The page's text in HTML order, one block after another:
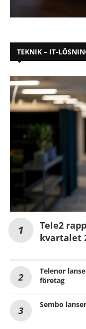
TEKNIK – IT-
Tele2
kvartalet
Telenor
företag
Sembo